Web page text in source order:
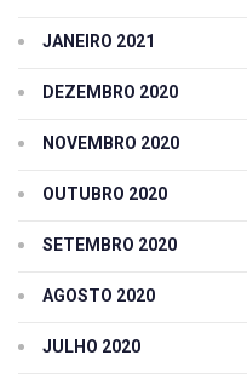
JANEIRO 2021
DEZEMBRO 2020
NOVEMBRO 2020
OUTUBRO 2020
SETEMBRO 2020
AGOSTO 2020
JULHO 2020